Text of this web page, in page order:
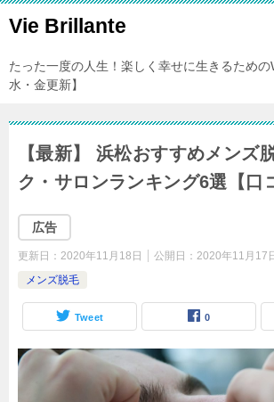
Vie Brillante
たった一度の人生！楽しく幸せに生きるための
水・金更新】
【最新】 浜松おすすめメンズ
ク・サロンランキング6選【口
広告
更新日： 2020年11月18日 公開日： 2020年11月17
メンズ脱毛
Tweet 0